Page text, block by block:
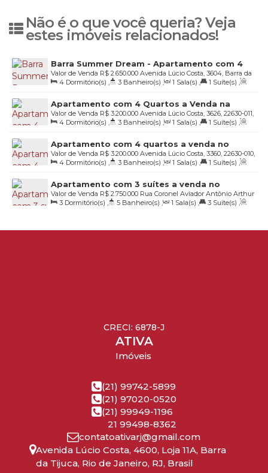
Não é o que você queria? Veja
estes imóveis relacionados!
Barra Summer Dream - Apartamento com 4
quartos a venda na Barra da Tijuca
R$ 2.650.000
Valor de Venda
Avenida Lúcio Costa, 3604, Barra da
Tijuca, 22630-010, Barra da Tijuca, Rio de Janeiro, Rio de Janeiro,
Brasil
4 Dormitório(s) , 3 Banheiro(s) , 1 Sala(s) , 1 Suíte(s) ,
Total: 162.00m² , 2 Vaga(s) , Útil: 162.00m²
Apartamento com 4 Quartos a Venda na
Avenida Lúcio Costa - Barra da Tijuca - Rio de
Janeiro
R$ 3.200.000
Valor de Venda
Avenida Lúcio Costa, 3626, 22630-011,
Barra da Tijuca, Rio de Janeiro, Rio de Janeiro, Brasil
4 Dormitório(s) , 3 Banheiro(s) , 1 Sala(s) , 1 Suíte(s) ,
Total: 186.00m² , 3 Vaga(s) , Útil: 186.00m²
Apartamento com 4 quartos a venda no
Condomínio Ilha de Cozumel - Avenida Lúcio
Costa - Barra da Tijuca
R$ 3.200.000
Valor de Venda
Avenida Lúcio Costa, 3360, 22630-010,
Barra da Tijuca, Rio de Janeiro, Rio de Janeiro, Brasil
4 Dormitório(s) , 3 Banheiro(s) , 1 Sala(s) , 1 Suíte(s) ,
Total: 160.00m² , Útil: 160.00m²
Apartamento com 3 suítes a venda no
Condomínio Vistta Laguna - Barra da Tijuca -
Rio de Janeiro
R$ 2.750.000
Valor de Venda
Rua Coronel Aviador Antônio Arthur
Braga, 250, 22793-105, Barra da Tijuca, Rio de Janeiro, Rio de
3 Dormitório(s) , 5 Banheiro(s) , 1 Sala(s) , 3 Suíte(s) ,
CRECI: 6878-J
ATIVA
Imóveis
(21) 99742-5899
(21) 97020-0520
(21) 99949-1196
21 99498-8362
contatoativarj@gmail.com
Avenida Lúcio Costa, 4600, Loja 11A, Barra
da Tijuca, Rio de Janeiro, RJ, Brasil